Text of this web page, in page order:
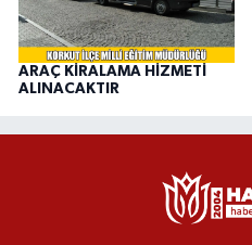
ARAÇ KİRALAMA HİZMETİ
ALINACAKTIR